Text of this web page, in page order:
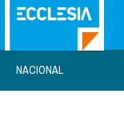
NACIONAL